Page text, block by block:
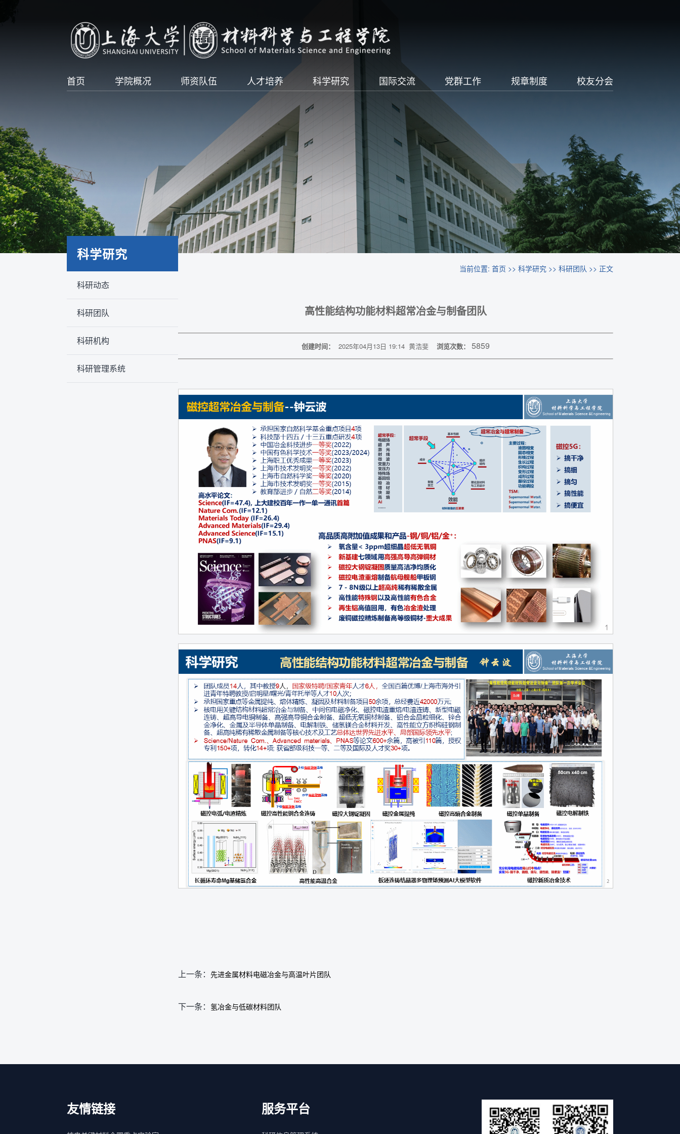
首页 学院概况 师资队伍 人才培养 科学研究 国际交流 党群工作 规章制度 校友分会
科学研究
科研动态
科研团队
科研机构
科研管理系统
当前位置: 首页 >> 科学研究 >> 科研团队 >> 正文
高性能结构功能材料超常冶金与制备团队
创建时间： 2025年04月13日 19:14 黄浩斐 浏览次数： 5859
上一条： 先进金属材料电磁冶金与高温叶片团队
下一条： 氢冶金与低碳材料团队
友情链接 服务平台